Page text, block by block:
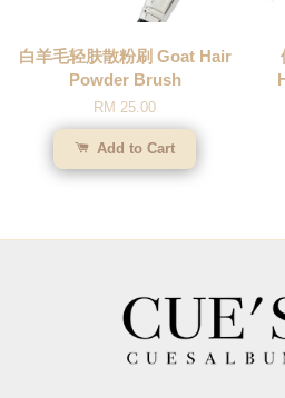
白羊毛轻肤散粉刷 Goat Hair
Powder Brush
RM 25.00
Add to Cart